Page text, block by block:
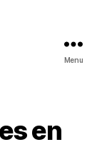
Menu
en